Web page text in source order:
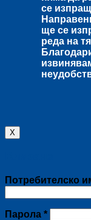
се
ще се
реда на
X
Потребителско
Парола *